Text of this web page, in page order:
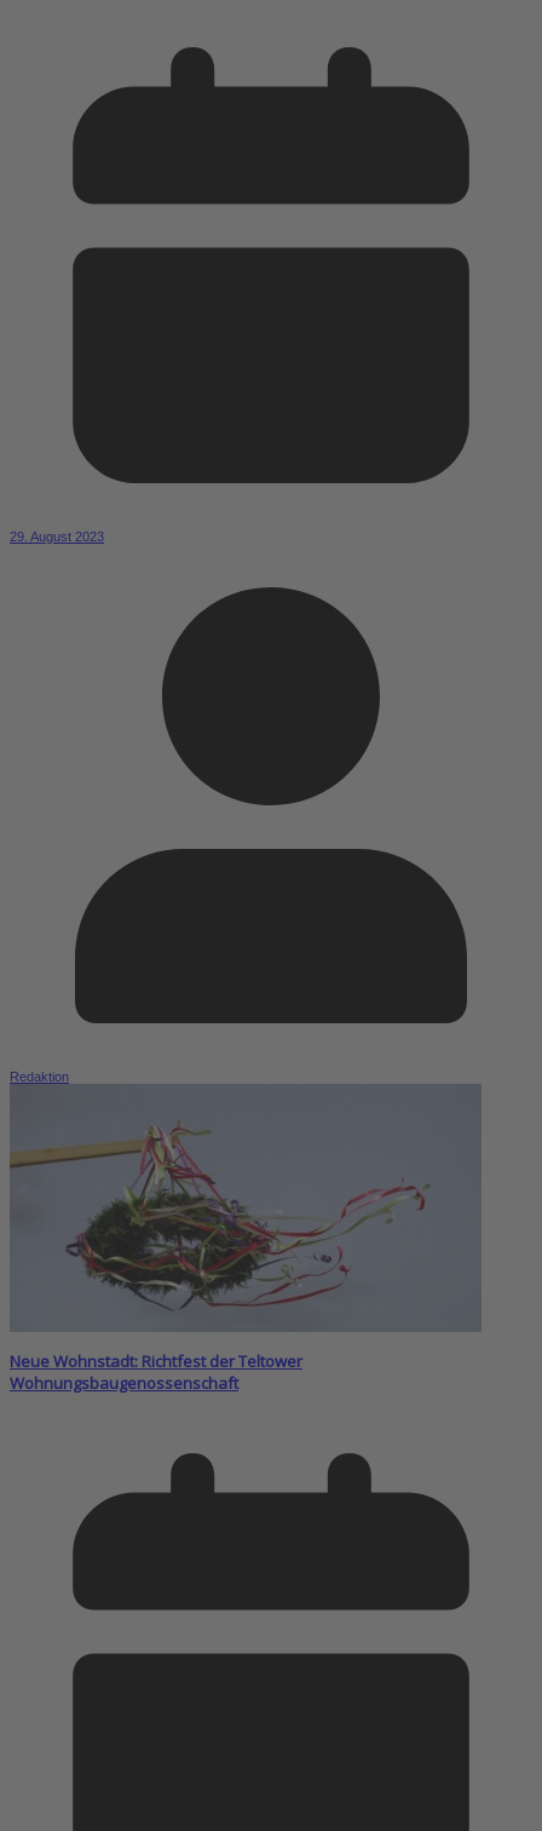
29. August 2023
Redaktion
Neue Wohnstadt: Richtfest der Teltower
Wohnungsbaugenossenschaft